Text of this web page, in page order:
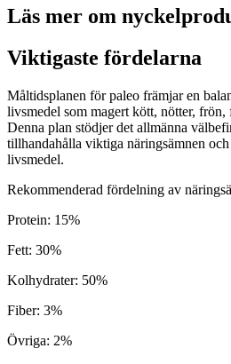
Läs mer om
Viktigaste fördelarna
Måltidsplanen för paleo främjar en
livsmedel som magert kött, nötter, frön,
Denna plan stödjer det allmänna
tillhandahålla viktiga näringsämnen och
livsmedel.
Rekommenderad fördelning av
Protein: 15%
Fett: 30%
Kolhydrater: 50%
Fiber: 3%
Övriga: 2%